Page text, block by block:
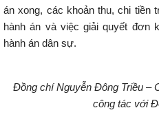
án xong, các khoản thu, chi tiền
hành án và việc giải quyết đơn
hành án dân sự.
Đồng chí Nguyễn Đông Triều –
công tác với